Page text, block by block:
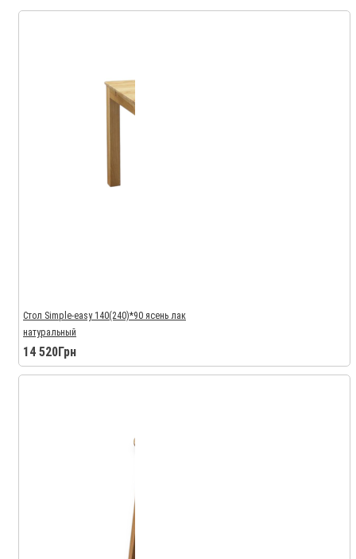
Стол Simple-easy 140(240)*90 ясень лак
натуральный
14 520Грн